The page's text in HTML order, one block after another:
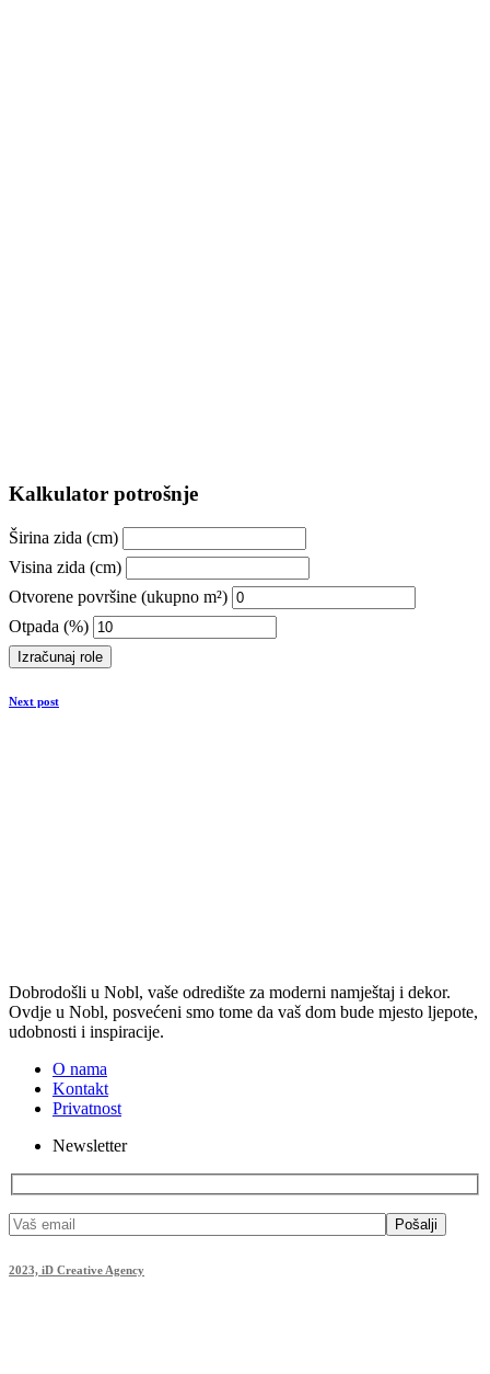
Kalkulator potrošnje
Širina zida (cm)
Visina zida (cm)
Otvorene površine (ukupno m²)
Otpada (%)
Izračunaj role
Next post
Dobrodošli u Nobl, vaše odredište za moderni namještaj i dekor.
Ovdje u Nobl, posvećeni smo tome da vaš dom bude mjesto ljepote,
udobnosti i inspiracije.
O nama
Kontakt
Privatnost
Newsletter
Pošalji
2023, iD Creative Agency